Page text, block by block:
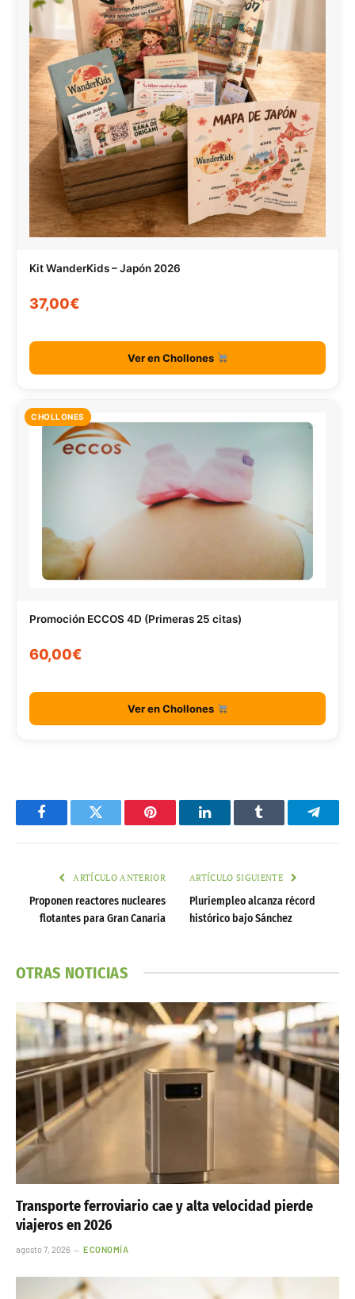
Kit WanderKids – Japón 2026
37,00€
Ver en Chollones
CHOLLONES
Promoción ECCOS 4D (Primeras 25 citas)
60,00€
Ver en Chollones
FacebookTwitter Pinterest LinkedInTumblr
ARTÍCULO ANTERIOR
Proponen reactores nucleares
flotantes para Gran Canaria
ARTÍCULO SIGUIENTE
Pluriempleo alcanza récord
histórico bajo Sánchez
OTRAS NOTICIAS
Transporte ferroviario cae y alta velocidad pierde
viajeros en 2026
agosto 7, 2026 ECONOMÍA